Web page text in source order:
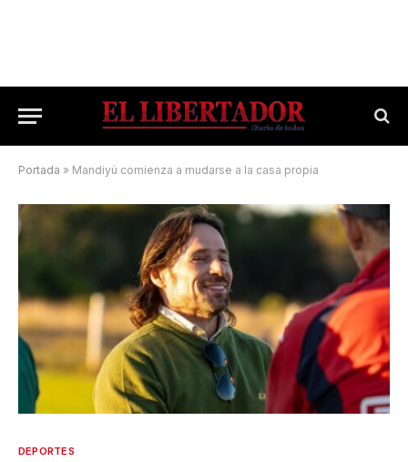
Portada » Mandiyú comienza a mudarse a la casa propia
DEPORTES